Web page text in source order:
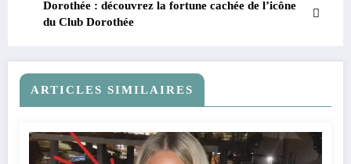
Dorothée : découvrez la fortune cachée de l’icône
du Club Dorothée
ARTICLES SIMILAIRES